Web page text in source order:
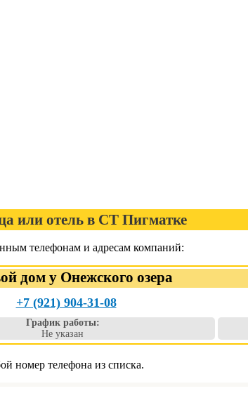
или отель в СТ Пигматке
телефонам и адресам компаний:
дом у Онежского озера
+7 (921) 904-31-08
График работы:
Не указан
номер телефона из списка.